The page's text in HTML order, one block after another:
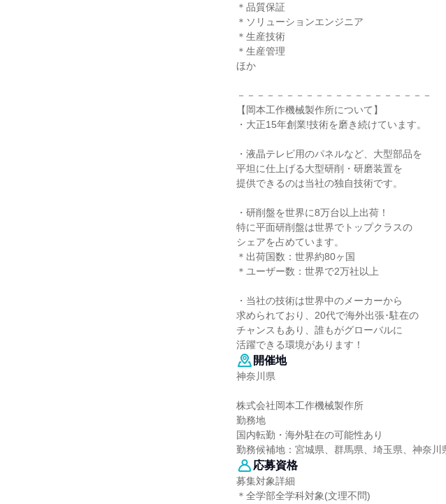
＊品質保証
＊ソリューションエンジニア
＊生産技術
＊生産管理
ほか
－－－－－－－－－－－－－－－－－－－－
【岡本工作機械製作所について】
・大正15年創業!技術を磨き続けています。
・液晶テレビ用のパネルなど、大型部品を
平坦に仕上げる大型研削・研磨装置を
提供できるのは当社の独自技術です。
・研削盤を世界に8万台以上出荷！
特に平面研削盤は世界でトップクラスの
シェアを占めています。
＊出荷国数：世界約80ヶ国
＊ユーザー数：世界で2万社以上
・当社の技術は世界中のメーカーから
求められており、20代で海外出張･駐在の
チャンスもあり、誰もがグローバルに
活躍できる環境があります！
開催地
神奈川県
株式会社岡本工作機械製作所
勤務地
国内転勤・海外駐在の可能性あり
勤務候補地：宮城県、群馬県、埼玉県、神奈
応募資格
募集対象詳細
＊全学部全学科対象(文理不問)